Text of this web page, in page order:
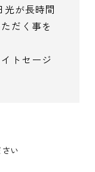
光が長時間
だく事を
トセージ
い